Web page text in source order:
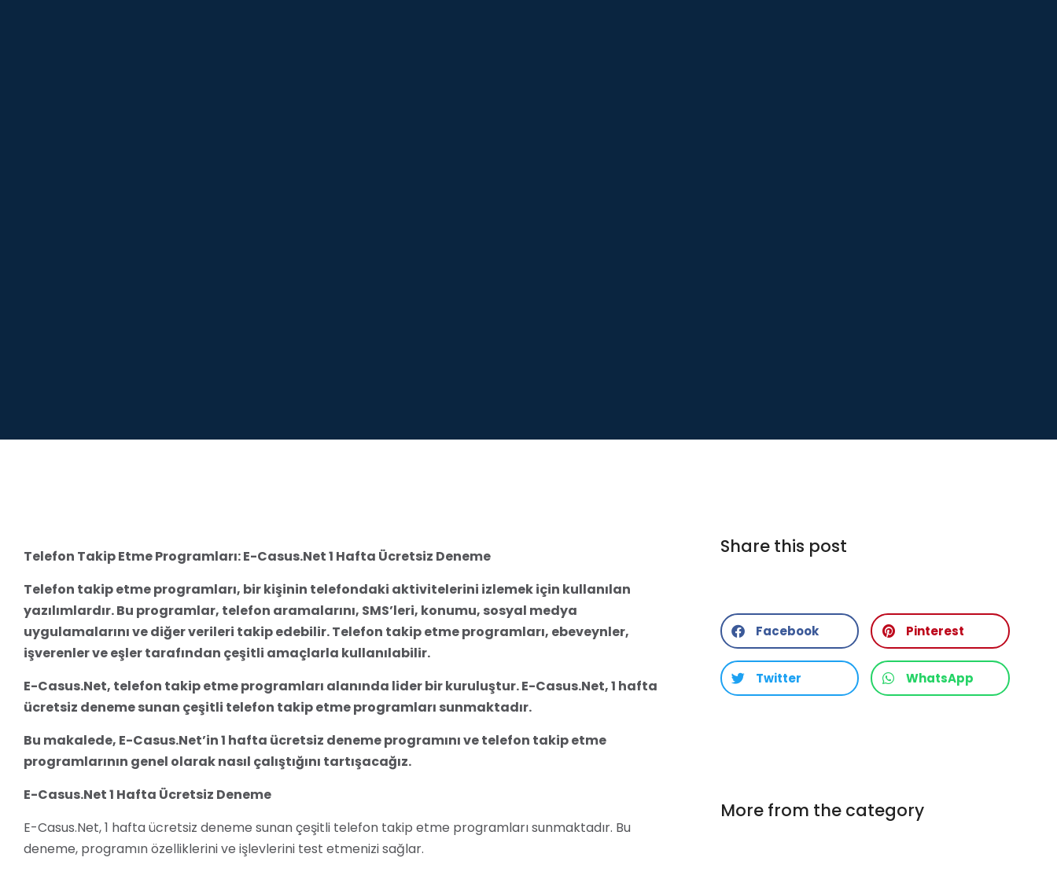
Telefon Takip Etme Programları: E-Casus.Net 1 Hafta Ücretsiz Deneme
Telefon takip etme programları, bir kişinin telefondaki aktivitelerini izlemek için kullanılan
yazılımlardır. Bu programlar, telefon aramalarını, SMS’leri, konumu, sosyal medya
uygulamalarını ve diğer verileri takip edebilir. Telefon takip etme programları, ebeveynler,
işverenler ve eşler tarafından çeşitli amaçlarla kullanılabilir.
E-Casus.Net, telefon takip etme programları alanında lider bir kuruluştur. E-Casus.Net, 1 hafta
ücretsiz deneme sunan çeşitli telefon takip etme programları sunmaktadır.
Bu makalede, E-Casus.Net’in 1 hafta ücretsiz deneme programını ve telefon takip etme
programlarının genel olarak nasıl çalıştığını tartışacağız.
E-Casus.Net 1 Hafta Ücretsiz Deneme
E-Casus.Net, 1 hafta ücretsiz deneme sunan çeşitli telefon takip etme programları sunmaktadır. Bu
deneme, programın özelliklerini ve işlevlerini test etmenizi sağlar.
Share this post
Facebook Pinterest
Twitter WhatsApp
More from the category